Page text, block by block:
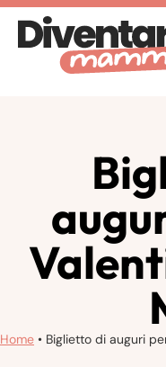
Home • Biglietto di auguri